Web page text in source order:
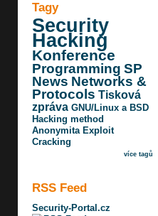
Tagy
Security
Hacking
Konference
Programming SP
News Networks &
Protocols Tisková
zpráva GNU/Linux a BSD
Hacking method
Anonymita Exploit
Cracking
více tagů
RSS Feed
Security-Portal.cz